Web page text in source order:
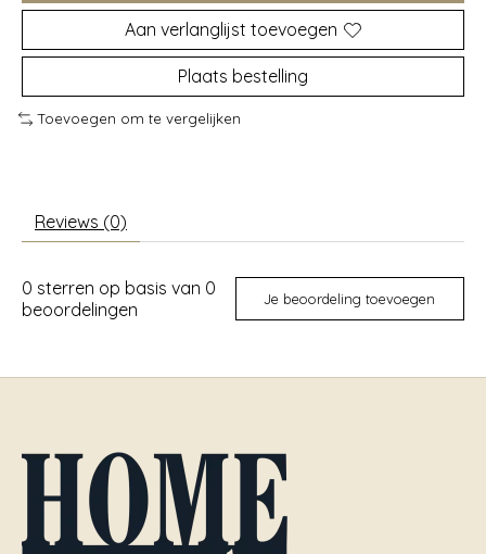
Aan verlanglijst toevoegen
Plaats bestelling
Toevoegen om te vergelijken
Reviews (0)
0 sterren op basis van 0
beoordelingen
Je beoordeling toevoegen